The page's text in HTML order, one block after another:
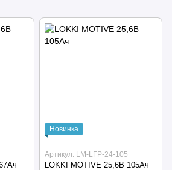
Новинка
Артикул: LM-LFP-24-105
LOKKI MOTIVE 25,6В 105Ач